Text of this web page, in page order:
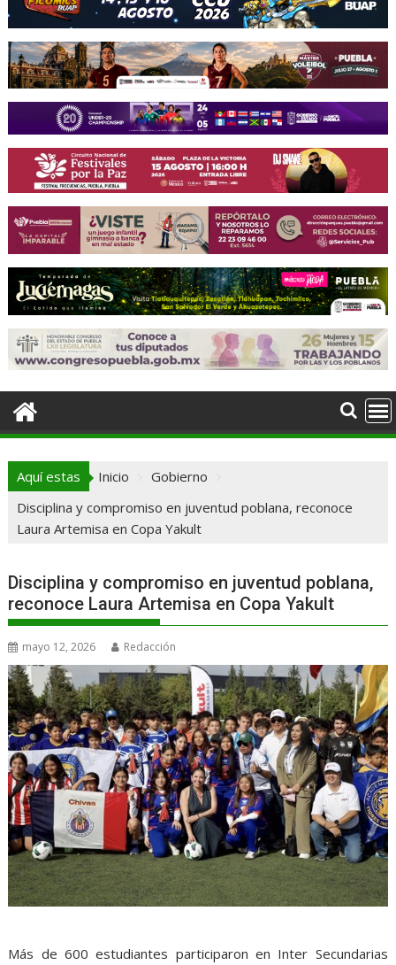
Aquí estas Inicio
Gobierno
Disciplina y compromiso en juventud poblana, reconoce
Laura Artemisa en Copa Yakult
Disciplina y compromiso en juventud poblana,
reconoce Laura Artemisa en Copa Yakult
mayo 12, 2026 Redacción
Más de 600 estudiantes participaron en Inter Secundarias